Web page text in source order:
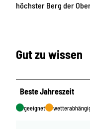
höchster Berg der
Gut zu wissen
Beste Jahreszeit
geeignet